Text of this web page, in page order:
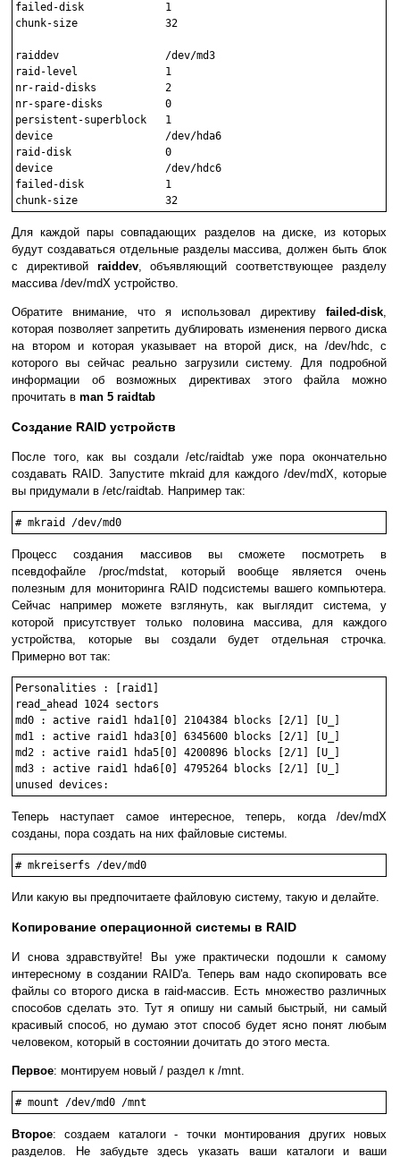
failed-disk             1
chunk-size		32
raiddev                 /dev/md3
raid-level              1
nr-raid-disks           2
nr-spare-disks          0
persistent-superblock   1
device                  /dev/hda6
raid-disk               0
device                  /dev/hdc6
failed-disk             1
Для каждой пары совпадающих разделов на диске, из которых
будут создаваться отдельные разделы массива, должен быть блок
с директивой raiddev, объявляющий соответствующее разделу
массива /dev/mdX устройство.
Обратите внимание, что я использовал директиву failed-disk,
которая позволяет запретить дублировать изменения первого диска
на втором и которая указывает на второй диск, на /dev/hdc, с
которого вы сейчас реально загрузили систему. Для подробной
информации об возможных директивах этого файла можно
прочитать в man 5 raidtab
Создание RAID устройств
После того, как вы создали /etc/raidtab уже пора окончательно
создавать RAID. Запустите mkraid для каждого /dev/mdX, которые
вы придумали в /etc/raidtab. Например так:
Процесс создания массивов вы сможете посмотреть в
псевдофайле /proc/mdstat, который вообще является очень
полезным для мониторинга RAID подсистемы вашего компьютера.
Сейчас например можете взглянуть, как выглядит система, у
которой присутствует только половина массива, для каждого
устройства, которые вы создали будет отдельная строчка.
Примерно вот так:
Personalities : [raid1]
read_ahead 1024 sectors
md0 : active raid1 hda1[0] 2104384 blocks [2/1] [U_]
md1 : active raid1 hda3[0] 6345600 blocks [2/1] [U_]
md2 : active raid1 hda5[0] 4200896 blocks [2/1] [U_]
md3 : active raid1 hda6[0] 4795264 blocks [2/1] [U_]
Теперь наступает самое интересное, теперь, когда /dev/mdX
созданы, пора создать на них файловые системы.
Или какую вы предпочитаете файловую систему, такую и делайте.
Копирование операционной системы в RAID
И снова здравствуйте! Вы уже практически подошли к самому
интересному в создании RAID'а. Теперь вам надо скопировать все
файлы со второго диска в raid-массив. Есть множество различных
способов сделать это. Тут я опишу ни самый быстрый, ни самый
красивый способ, но думаю этот способ будет ясно понят любым
человеком, который в состоянии дочитать до этого места.
Первое: монтируем новый / раздел к /mnt.
# mount /dev/md0 /mnt
Второе: создаем каталоги - точки монтирования других новых
разделов. Не забудьте здесь указать ваши каталоги и ваши